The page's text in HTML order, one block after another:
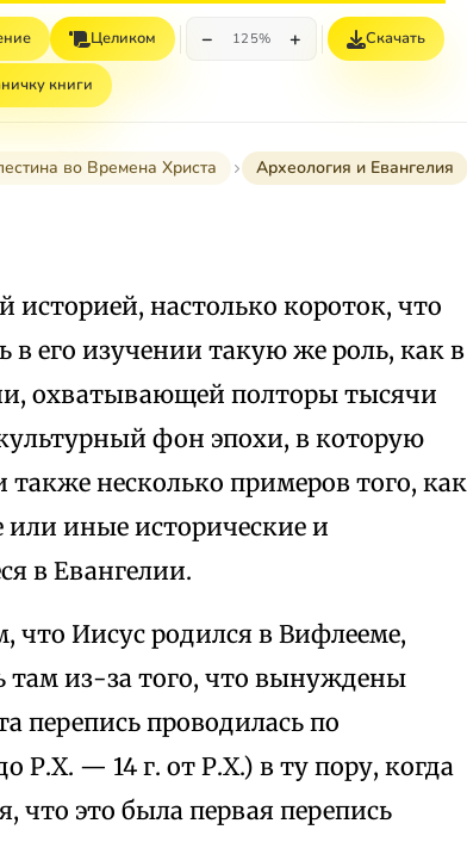
Целиком − 125% + Скачать
книги
во Времена Христа Археология и Евангелия
настолько короток, что
в его изучении такую же роль, как в
охватывающей полторы тысячи
фон эпохи, в которую
несколько примеров того, как
или иные исторические и
в Евангелии.
что Иисус родился в Вифлееме,
там из-за того, что вынуждены
перепись проводилась по
Р.Х. — 14 г. от Р.Х.) в ту пору, когда
что это была первая перепись